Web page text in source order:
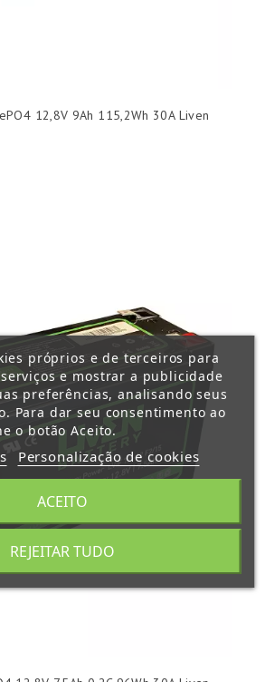
12,8V 9Ah 115,2Wh 30A Liven
próprios e de terceiros para
e mostrar a publicidade
preferências, analisando seus
Para dar seu consentimento ao
o botão Aceito.
Personalização de cookies
REJEITAR TUDO
ACEITO